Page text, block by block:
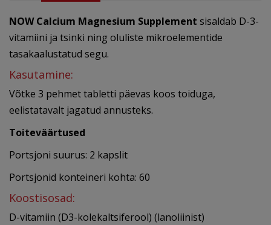
NOW Calcium Magnesium Supplement sisaldab D-3-
vitamiini ja tsinki ning oluliste mikroelementide
tasakaalustatud segu.
Kasutamine:
Võtke 3 pehmet tabletti päevas koos toiduga,
eelistatavalt jagatud annusteks.
Toiteväärtused
Portsjoni suurus: 2 kapslit
Portsjonid konteineri kohta: 60
Koostisosad:
D-vitamiin (D3-kolekaltsiferool) (lanoliinist)